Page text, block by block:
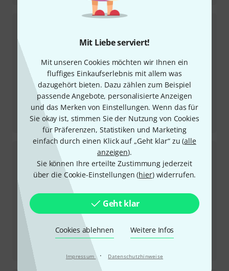
Mit Liebe serviert!
Mit unseren Cookies möchten wir Ihnen ein
fluffiges Einkaufserlebnis mit allem was
dazugehört bieten. Dazu zählen zum Beispiel
passende Angebote, personalisierte Anzeigen
und das Merken von Einstellungen. Wenn das für
Sie okay ist, stimmen Sie der Nutzung von Cookies
für Präferenzen, Statistiken und Marketing
einfach durch einen Klick auf „Geht klar“ zu (alle
anzeigen).
Sie können Ihre erteilte Zustimmung jederzeit
über die Cookie-Einstellungen (hier) widerrufen.
Geht klar
Cookies ablehnen Weitere Infos
Impressum · Datenschutzhinweise
Testbericht
Serato Studio
Testbericht
Korg Pa5x Arranger Keyboard OS 1.4 Update